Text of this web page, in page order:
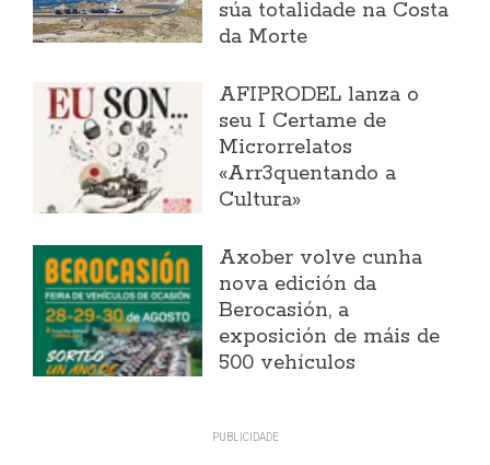
súa totalidade na Costa
da Morte
AFIPRODEL lanza o
seu I Certame de
Microrrelatos
«Arr3quentando a
Cultura»
Axober volve cunha
nova edición da
Berocasión, a
exposición de máis de
500 vehículos